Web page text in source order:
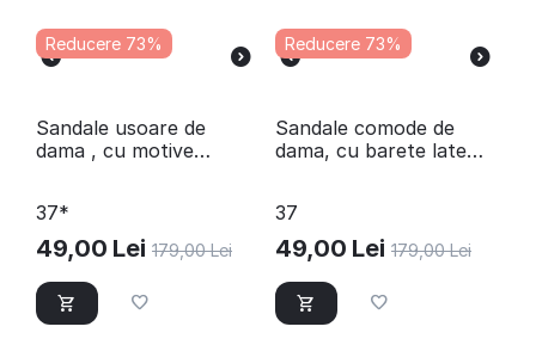
Reducere 73%
​Sandale usoare de
dama , cu motive
37*
49,00 Lei 179,00 Lei
Reducere 73%
​Sandale comode de
dama, cu barete late
37
49,00 Lei 179,00 Lei